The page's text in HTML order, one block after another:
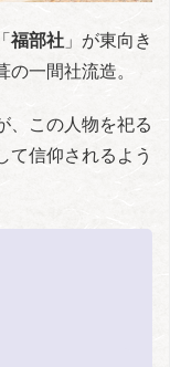
福部社 」が東向き
の一間社流造。
、この人物を祀る
て信仰されるよう